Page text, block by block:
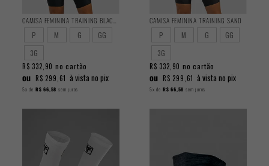
CAMISA FEMININA TRAINING BLACKOUT
P M G
GG
3G
R$ 332,90 no cartão
ou R$ 299,61 à vista no pix
5x de R$ 66,58 sem juros
CAMISA FEMININA TRAINING SAND
P M G
GG
3G
R$ 332,90 no cartão
ou R$ 299,61 à vista no pix
5x de R$ 66,58 sem juros